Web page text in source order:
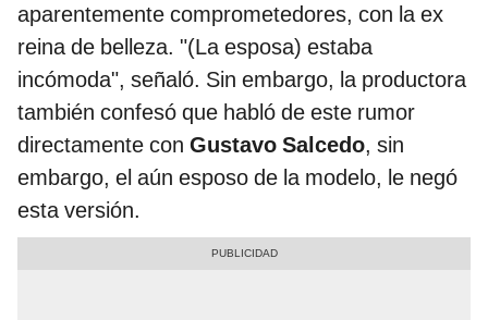
aparentemente comprometedores, con la ex
reina de belleza. "(La esposa) estaba
incómoda", señaló. Sin embargo, la productora
también confesó que habló de este rumor
directamente con Gustavo Salcedo, sin
embargo, el aún esposo de la modelo, le negó
esta versión.